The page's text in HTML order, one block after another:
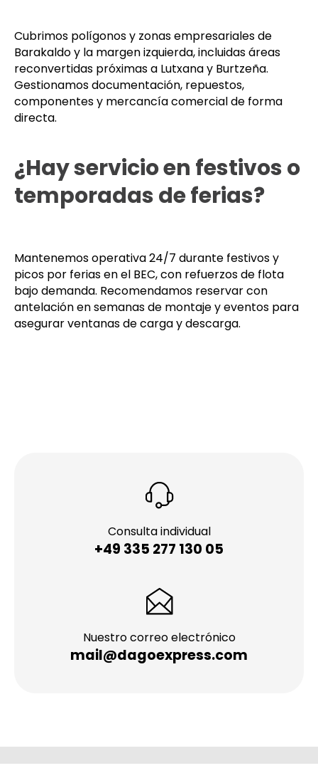
Cubrimos polígonos y zonas empresariales de
Barakaldo y la margen izquierda, incluidas áreas
reconvertidas próximas a Lutxana y Burtzeña.
Gestionamos documentación, repuestos,
componentes y mercancía comercial de forma
directa.
¿Hay servicio en festivos o
temporadas de ferias?
Mantenemos operativa 24/7 durante festivos y
picos por ferias en el BEC, con refuerzos de flota
bajo demanda. Recomendamos reservar con
antelación en semanas de montaje y eventos para
asegurar ventanas de carga y descarga.
Consulta individual
+49 335 277 130 05
Nuestro correo electrónico
mail@dagoexpress.com